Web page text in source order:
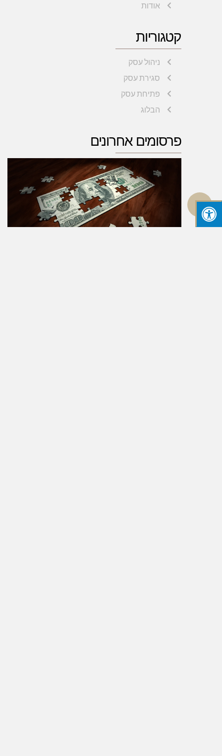
אודות
קטגוריות
ניהול עסק
סגירת עסק
פתיחת עסק
הבלוג
פרסומים אחרונים
גלילה
לראש